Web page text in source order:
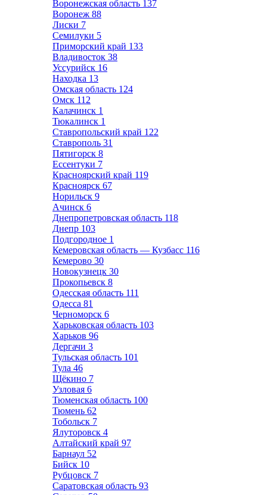
Воронежская область 137
Воронеж 88
Лиски 7
Семилуки 5
Приморский край 133
Владивосток 38
Уссурийск 16
Находка 13
Омская область 124
Омск 112
Калачинск 1
Тюкалинск 1
Ставропольский край 122
Ставрополь 31
Пятигорск 8
Ессентуки 7
Красноярский край 119
Красноярск 67
Норильск 9
Ачинск 6
Днепропетровская область 118
Днепр 103
Подгородное 1
Кемеровская область — Кузбасс 116
Кемерово 30
Новокузнецк 30
Прокопьевск 8
Одесская область 111
Одесса 81
Черноморск 6
Харьковская область 103
Харьков 96
Дергачи 3
Тульская область 101
Тула 46
Щёкино 7
Узловая 6
Тюменская область 100
Тюмень 62
Тобольск 7
Ялуторовск 4
Алтайский край 97
Барнаул 52
Бийск 10
Рубцовск 7
Саратовская область 93